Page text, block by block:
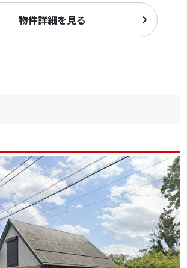
物件詳細を見る